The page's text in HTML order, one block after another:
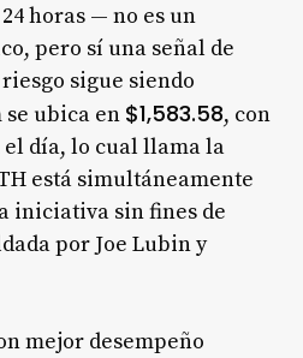
horas — no es un
pero sí una señal de
sigue siendo
ubica en $1,583.58, con
el día, lo cual llama la
está simultáneamente
iniciativa sin fines de
por Joe Lubin y
mejor desempeño